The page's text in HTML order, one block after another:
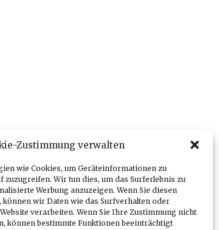
Zustimmung verwalten
wie Cookies, um Geräteinformationen zu
zuzugreifen. Wir tun dies, um das Surferlebnis zu
Werbung anzuzeigen. Wenn Sie diesen
wir Daten wie das Surfverhalten oder
verarbeiten. Wenn Sie Ihre Zustimmung nicht
können bestimmte Funktionen beeinträchtigt